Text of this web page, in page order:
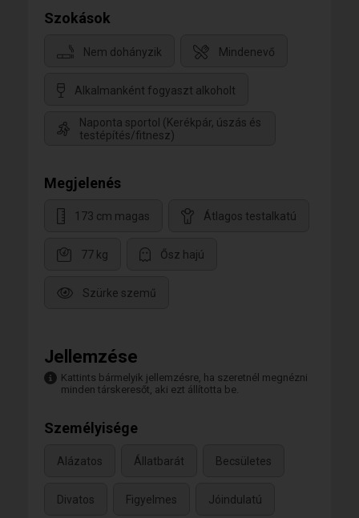
Szokások
Nem dohányzik Mindenevő
Alkalmanként fogyaszt alkoholt
Naponta sportol (Kerékpár, úszás és
testépítés/fitnesz)
Megjelenés
173 cm magas Átlagos testalkatú
77 kg Ősz hajú
Szürke szemű
Jellemzése
Kattints bármelyik jellemzésre, ha szeretnél megnézni
minden társkeresőt, aki ezt állította be.
Személyisége
Alázatos Állatbarát Becsületes
Divatos Figyelmes Jóindulatú